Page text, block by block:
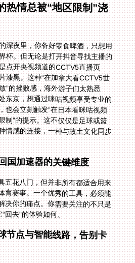
热情总被“地区限制”浇
深夜里，你备好零食啤酒，只想用
杯。但无论是打开抖音寻找主播的
是点开央视频道的CCTV5直播页
漆黑。这种“在加拿大看CCTV5世
”的挫败感，海外游子们太熟悉
东京，想通过咪咕视频享受专业的
也会立刻触发“在日本看咪咕视频
制”的提示。这不仅仅是足球或篮
情感的连接，一种与故土文化同步
国加速器的关键维度
五花八门，但并非所有都适合用来
育赛事。一个优秀的工具，必须能
决你的痛点。你需要关注的不只是
回去”的体验如何。
节点与智能线路，告别卡